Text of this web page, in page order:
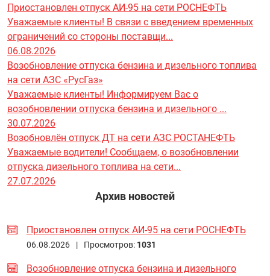
Приостановлен отпуск АИ-95 на сети РОСНЕФТЬ
Уважаемые клиенты! В связи с введением временных
ограничений со стороны поставщи...
06.08.2026
Возобновление отпуска бензина и дизельного топлива
на сети АЗС «РусГаз»
Уважаемые клиенты! Информируем Вас о
возобновлении отпуска бензина и дизельного ...
30.07.2026
Возобновлён отпуск ДТ на сети АЗС РОСТАНЕФТЬ
Уважаемые водители! Сообщаем, о возобновлении
отпуска дизельного топлива на сети...
27.07.2026
Архив новостей
Приостановлен отпуск АИ-95 на сети РОСНЕФТЬ
06.08.2026 | Просмотров: 1031
Возобновление отпуска бензина и дизельного